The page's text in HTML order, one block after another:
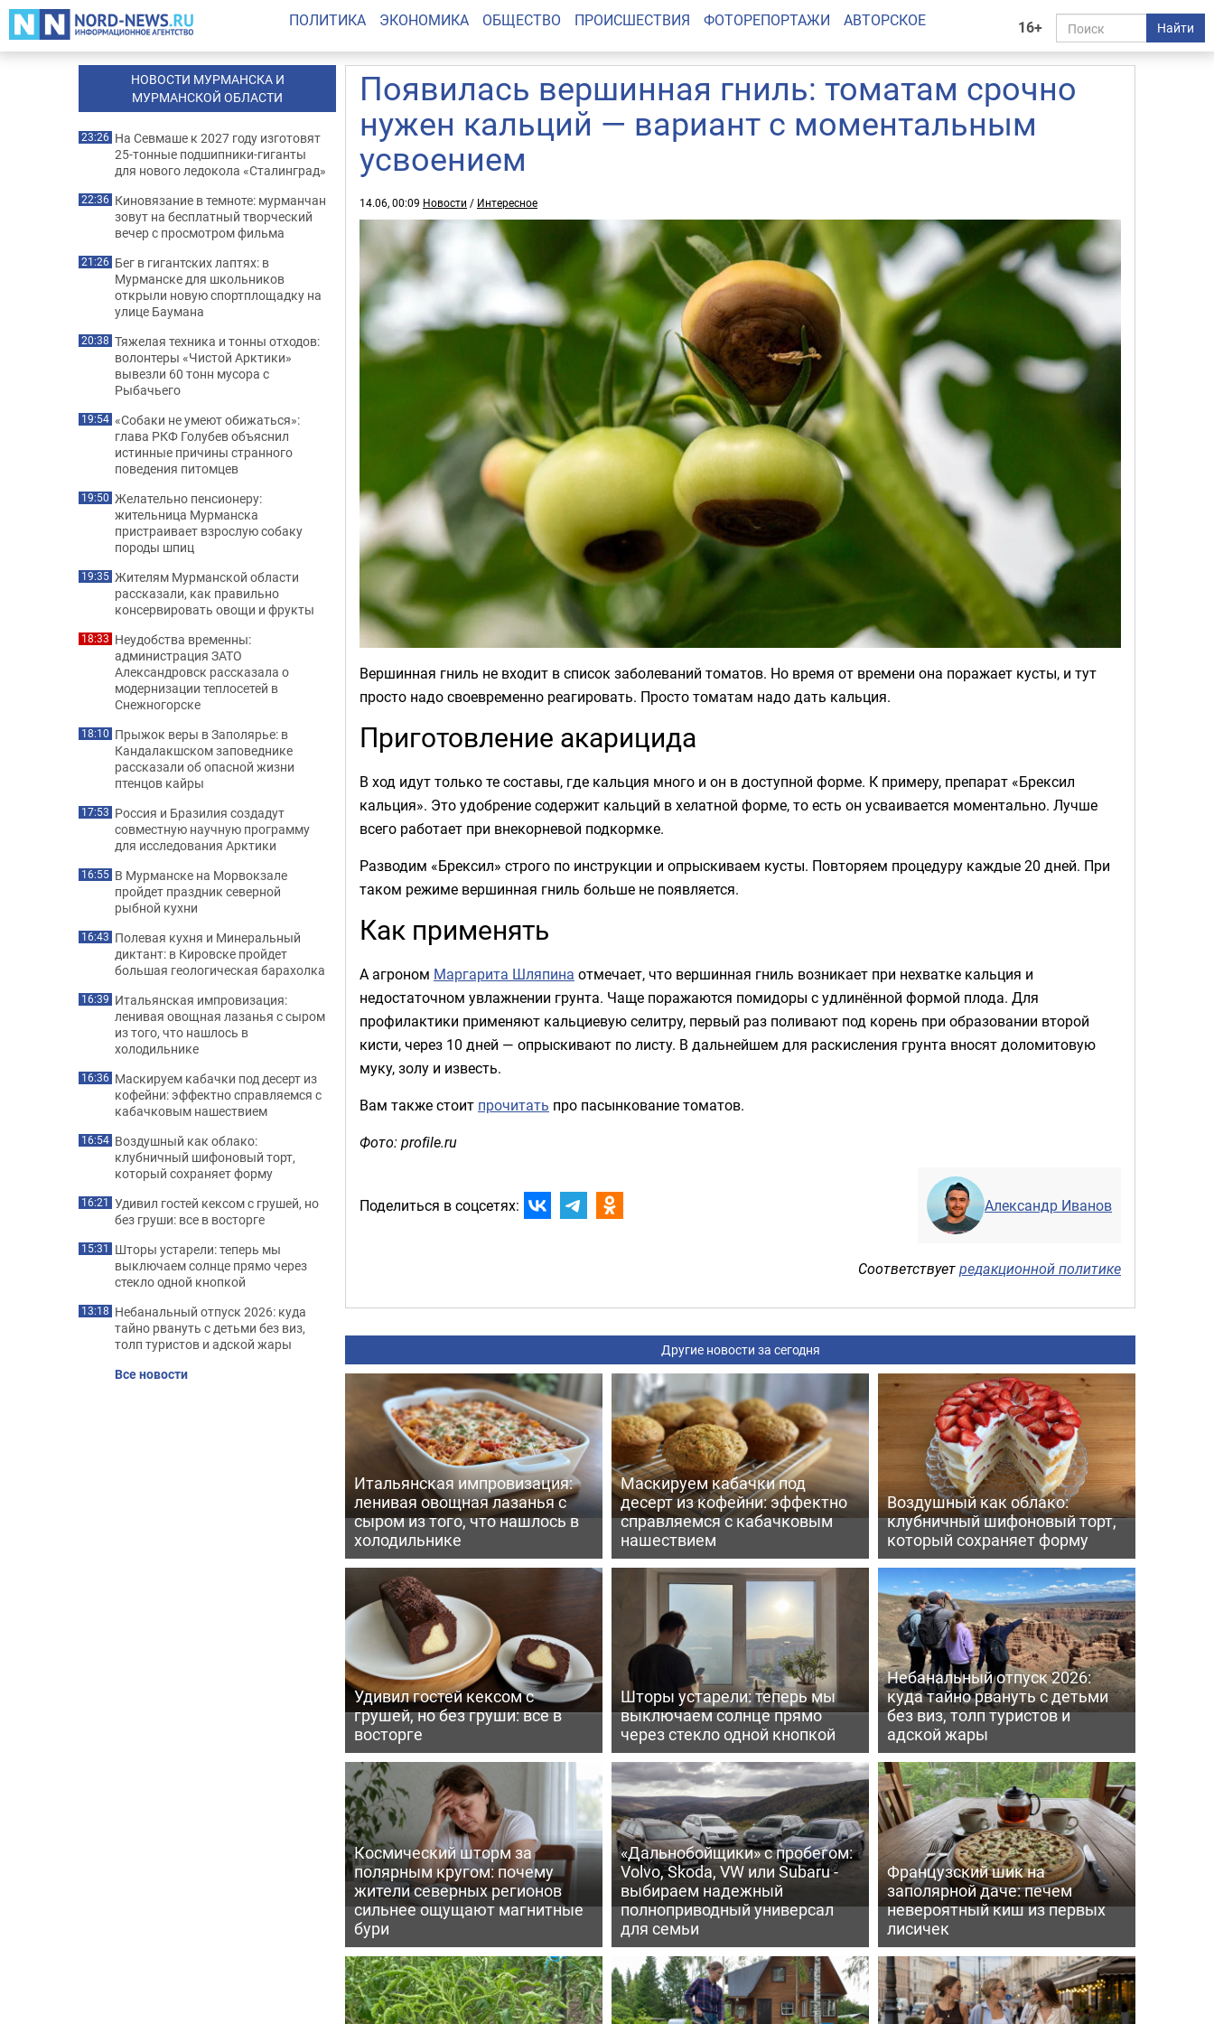
16+ Найти
ПОЛИТИКА ЭКОНОМИКА ОБЩЕСТВО ПРОИСШЕСТВИЯ ФОТОРЕПОРТАЖИ АВТОРСКОЕ
Появилась вершинная гниль: томатам срочно
нужен кальций — вариант с моментальным
усвоением
14.06, 00:09 Новости / Интересное
Вершинная гниль не входит в список заболеваний томатов. Но время от времени она поражает кусты, и тут
просто надо своевременно реагировать. Просто томатам надо дать кальция.
Приготовление акарицида
В ход идут только те составы, где кальция много и он в доступной форме. К примеру, препарат «Брексил
кальция». Это удобрение содержит кальций в хелатной форме, то есть он усваивается моментально. Лучше
всего работает при внекорневой подкормке.
Разводим «Брексил» строго по инструкции и опрыскиваем кусты. Повторяем процедуру каждые 20 дней. При
таком режиме вершинная гниль больше не появляется.
Как применять
А агроном Маргарита Шляпина отмечает, что вершинная гниль возникает при нехватке кальция и
недостаточном увлажнении грунта. Чаще поражаются помидоры с удлинённой формой плода. Для
профилактики применяют кальциевую селитру, первый раз поливают под корень при образовании второй
кисти, через 10 дней — опрыскивают по листу. В дальнейшем для раскисления грунта вносят доломитовую
муку, золу и известь.
Вам также стоит прочитать про пасынкование томатов.
Фото: profile.ru
Поделиться в соцсетях: Александр Иванов
Соответствуетредакционной политике
Другие новости за сегодня
Итальянская импровизация:
ленивая овощная лазанья с
сыром из того, что нашлось в
холодильнике
Маскируем кабачки под
десерт из кофейни: эффектно
справляемся с кабачковым
нашествием
Воздушный как облако:
клубничный шифоновый торт,
который сохраняет форму
Удивил гостей кексом с
грушей, но без груши: все в
восторге
Шторы устарели: теперь мы
выключаем солнце прямо
через стекло одной кнопкой
Небанальный отпуск 2026:
куда тайно рвануть с детьми
без виз, толп туристов и
адской жары
Космический шторм за
полярным кругом: почему
жители северных регионов
сильнее ощущают магнитные
бури
«Дальнобойщики» с пробегом:
Volvo, Skoda, VW или Subaru -
выбираем надежный
полноприводный универсал
для семьи
Французский шик на
заполярной даче: печем
невероятный киш из первых
лисичек
НОВОСТИ МУРМАНСКА И
МУРМАНСКОЙ ОБЛАСТИ
23:26 На Севмаше к 2027 году изготовят
25-тонные подшипники-гиганты
для нового ледокола «Сталинград»
22:36 Киновязание в темноте: мурманчан
зовут на бесплатный творческий
вечер с просмотром фильма
21:26 Бег в гигантских лаптях: в
Мурманске для школьников
открыли новую спортплощадку на
улице Баумана
20:38 Тяжелая техника и тонны отходов:
волонтеры «Чистой Арктики»
вывезли 60 тонн мусора с
Рыбачьего
19:54 «Собаки не умеют обижаться»:
глава РКФ Голубев объяснил
истинные причины странного
поведения питомцев
19:50 Желательно пенсионеру:
жительница Мурманска
пристраивает взрослую собаку
породы шпиц
19:35 Жителям Мурманской области
рассказали, как правильно
консервировать овощи и фрукты
18:33 Неудобства временны:
администрация ЗАТО
Александровск рассказала о
модернизации теплосетей в
Снежногорске
18:10 Прыжок веры в Заполярье: в
Кандалакшском заповеднике
рассказали об опасной жизни
птенцов кайры
17:53 Россия и Бразилия создадут
совместную научную программу
для исследования Арктики
16:55 В Мурманске на Морвокзале
пройдет праздник северной
рыбной кухни
16:43 Полевая кухня и Минеральный
диктант: в Кировске пройдет
большая геологическая барахолка
16:39 Итальянская импровизация:
ленивая овощная лазанья с сыром
из того, что нашлось в
холодильнике
16:36 Маскируем кабачки под десерт из
кофейни: эффектно справляемся с
кабачковым нашествием
16:54 Воздушный как облако:
клубничный шифоновый торт,
который сохраняет форму
16:21 Удивил гостей кексом с грушей, но
без груши: все в восторге
15:31 Шторы устарели: теперь мы
выключаем солнце прямо через
стекло одной кнопкой
13:18 Небанальный отпуск 2026: куда
тайно рвануть с детьми без виз,
толп туристов и адской жары
Все новости